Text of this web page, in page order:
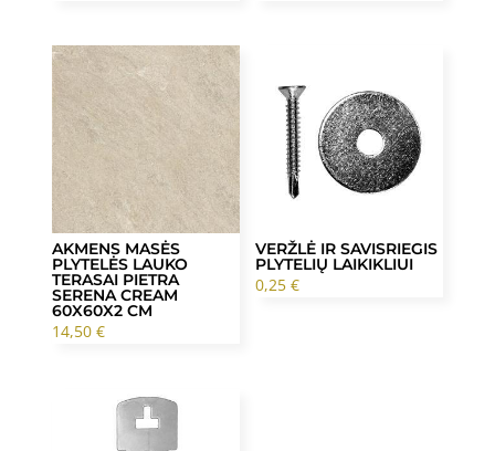
AKMENS MASĖS
PLYTELĖS LAUKO
TERASAI PIETRA
SERENA CREAM
60X60X2 CM
14,50 €
VERŽLĖ IR SAVISRIEGIS
PLYTELIŲ LAIKIKLIUI
0,25€